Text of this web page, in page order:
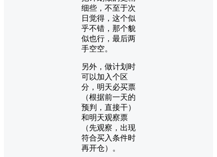
细些，不至于次
日觉得，这个似
乎不错，那个貌
似也行，最后两
手空空。
另外，做计划时
可以加入个区
分，明天必买票
（根据前一天的
预判，直接干）
和明天观察票
（先观察，出现
符合买入条件时
再开仓）。